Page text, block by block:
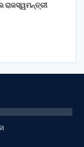
ରାଜସ୍ୱମନ୍ତ୍ରୀ